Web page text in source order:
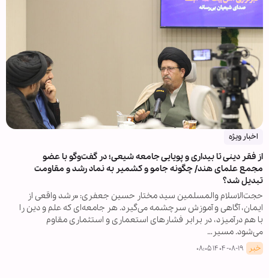
اخبار ویژه
از فقر دینی تا بیداری و پویایی جامعه شیعی؛ در گفت‌وگو با عضو
مجمع علمای هند/ چگونه جامو و کشمیر به نماد رشد و مقاومت
تبدیل شد؟
حجت‌الاسلام والمسلمین سید مختار حسین جعفری: «رشد واقعی از
ایمان، آگاهی و آموزش سرچشمه می‌گیرد. هر جامعه‌ای که علم و دین را
با هم درآمیزد، در برابر فشارهای استعماری و استثماری مقاوم
می‌شود. مسیر…
خبر ۱۴۰۴-۰۸-۱۹ ۰۸:۰۵